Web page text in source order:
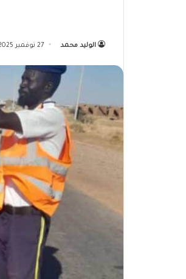
الوليد محمد 27 نوفمبر 2025 - 12:46 مساءً